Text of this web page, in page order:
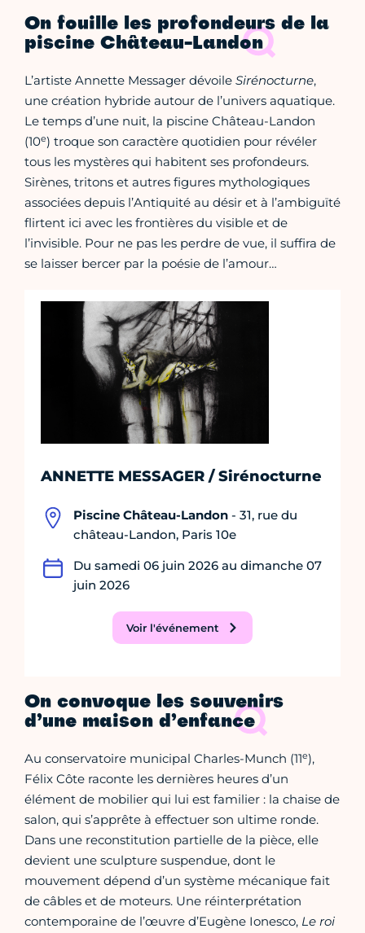
On fouille les profondeurs de la
piscine Château-Landon
L’artiste Annette Messager dévoile Sirénocturne,
une création hybride autour de l’univers aquatique.
Le temps d’une nuit, la piscine Château-Landon
(10e) troque son caractère quotidien pour révéler
tous les mystères qui habitent ses profondeurs.
Sirènes, tritons et autres figures mythologiques
associées depuis l’Antiquité au désir et à l’ambiguïté
flirtent ici avec les frontières du visible et de
l’invisible. Pour ne pas les perdre de vue, il suffira de
se laisser bercer par la poésie de l’amour…
ANNETTE MESSAGER / Sirénocturne
Piscine Château-Landon - 31, rue du
château-Landon, Paris 10e
Du samedi 06 juin 2026 au dimanche 07
juin 2026
Voir l'événement
On convoque les souvenirs
d’une maison d’enfance
Au conservatoire municipal Charles-Munch (11e),
Félix Côte raconte les dernières heures d’un
élément de mobilier qui lui est familier : la chaise de
salon, qui s’apprête à effectuer son ultime ronde.
Dans une reconstitution partielle de la pièce, elle
devient une sculpture suspendue, dont le
mouvement dépend d’un système mécanique fait
de câbles et de moteurs. Une réinterprétation
contemporaine de l’œuvre d’Eugène Ionesco, Le roi